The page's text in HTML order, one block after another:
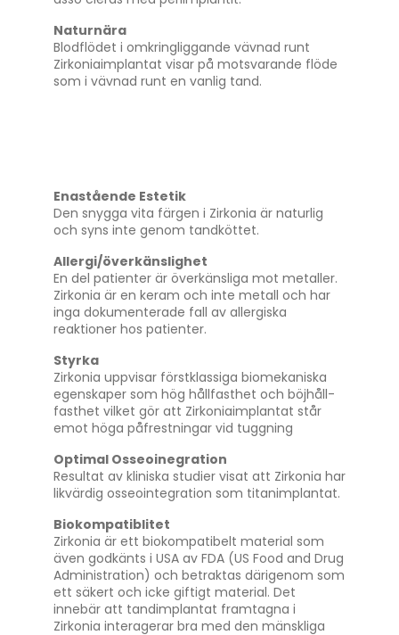
Naturnära
Blodflödet i omkringliggande vävnad runt
Zirkoniaimplantat visar på motsvarande flöde
som i vävnad runt en vanlig tand.
Enastående Estetik
Den snygga vita färgen i Zirkonia är naturlig
och syns inte genom tandköttet.
Allergi/överkänslighet
En del patienter är överkänsliga mot metaller.
Zirkonia är en keram och inte metall och har
inga dokumenterade fall av allergiska
reaktioner hos patienter.
Styrka
Zirkonia uppvisar förstklassiga biomekaniska
egenskaper som hög hållfasthet och böjhåll-
fasthet vilket gör att Zirkoniaimplantat står
emot höga påfrestningar vid tuggning
Optimal Osseoinegration
Resultat av kliniska studier visat att Zirkonia har
likvärdig osseointegration som titanimplantat.
Biokompatiblitet
Zirkonia är ett biokompatibelt material som
även godkänts i USA av FDA (US Food and Drug
Administration) och betraktas därigenom som
ett säkert och icke giftigt material. Det
innebär att tandimplantat framtagna i
Zirkonia interagerar bra med den mänskliga